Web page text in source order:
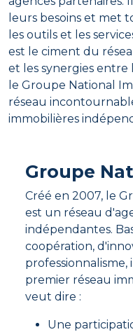
leurs besoins et
les outils et les
est le ciment du
et les synergies entre
le Groupe National
réseau
immobilières
Groupe
Créé en 2007, le
est un réseau
indépendantes.
coopération,
premier réseau
veut dire :
Une